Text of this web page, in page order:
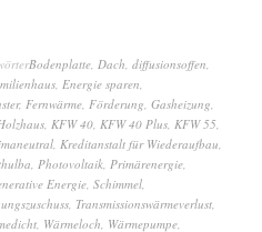
Bodenplatte, Dach, diffusionsoffen,
, Energie sparen,
, Fernwärme, Förderung, Gasheizung,
, KFW 40, KFW 40 Plus, KFW 55,
, Kreditanstalt für Wiederaufbau,
, Photovoltaik, Primärenergie,
Energie, Schimmel,
, Transmissionswärmeverlust,
, Wärmeloch, Wärmepumpe,